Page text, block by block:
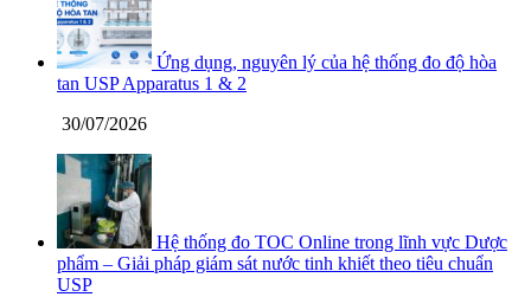
Ứng dụng, nguyên lý của hệ thống đo độ hòa
tan USP Apparatus 1 & 2
30/07/2026
Hệ thống đo TOC Online trong lĩnh vực Dược
phẩm – Giải pháp giám sát nước tinh khiết theo tiêu chuẩn
USP